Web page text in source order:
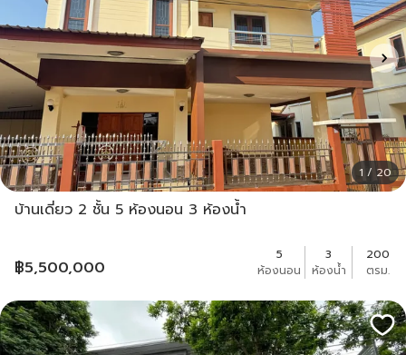
1 / 20
บ้านเดี่ยว 2 ชั้น 5 ห้องนอน 3 ห้องน้ำ
฿5,500,000
5
ห้องนอน
3
ห้องน้ำ
200
ตรม.